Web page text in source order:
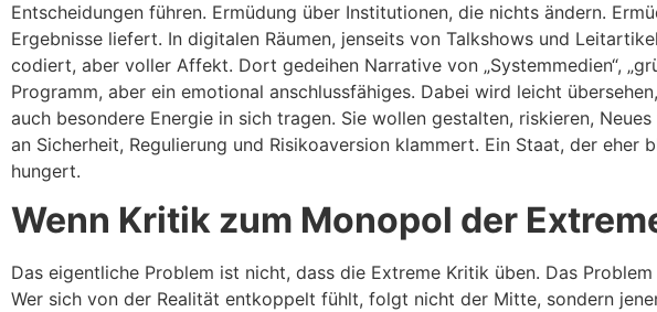
Entscheidungen führen. Ermüdung über Institutionen, die nichts ändern.
Ergebnisse liefert. In digitalen Räumen, jenseits von Talkshows und
codiert, aber voller Affekt. Dort gedeihen Narrative von „Systemmedien“,
Programm, aber ein emotional anschlussfähiges. Dabei wird leicht
auch besondere Energie in sich tragen. Sie wollen gestalten, riskieren,
an Sicherheit, Regulierung und Risikoaversion klammert. Ein Staat, der
hungert.
Wenn Kritik zum Monopol der
Das eigentliche Problem ist nicht, dass die Extreme Kritik üben. Das
Wer sich von der Realität entkoppelt fühlt, folgt nicht der Mitte, sondern